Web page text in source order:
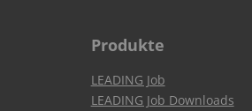
Produkte
LEADING Job
LEADING Job Downloads